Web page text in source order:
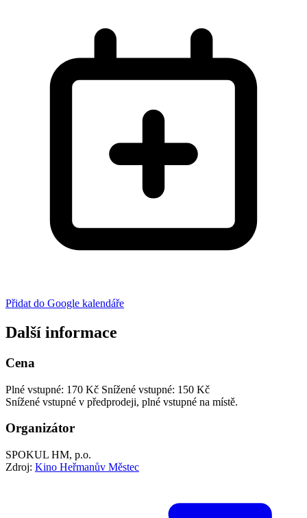
Přidat do Google kalendáře
Další informace
Cena
Plné vstupné: 170 Kč Snížené vstupné: 150 Kč
Snížené vstupné v předprodeji, plné vstupné na místě.
Organizátor
SPOKUL HM, p.o.
Zdroj: Kino Heřmanův Městec